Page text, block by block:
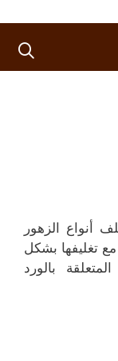
أنواع الزهور
تغليفها بشكل
بالورد